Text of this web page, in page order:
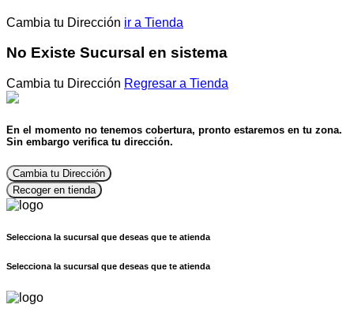
Cambia tu Dirección ir a Tienda
No Existe Sucursal en sistema
Cambia tu Dirección Regresar a Tienda
En el momento no tenemos cobertura, pronto estaremos en tu zona.
Sin embargo verifica tu dirección.
Cambia tu Dirección
Recoger en tienda
Selecciona la sucursal que deseas que te atienda
Selecciona la sucursal que deseas que te atienda